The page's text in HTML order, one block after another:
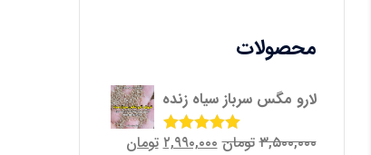
محصولات
لارو مگس سرباز سیاه زنده
امتیاز5.00از
۳,۵۰۰,۰۰۰ تومانقیمت
۲,۹۹۰,۰۰۰ تومان